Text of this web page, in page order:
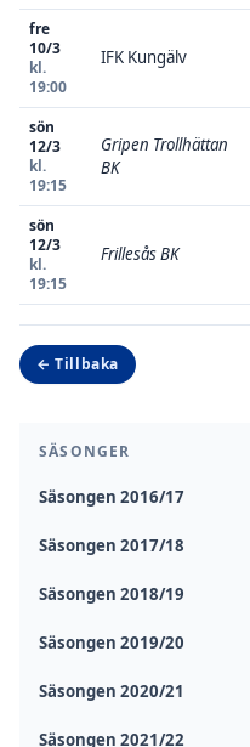
SÄSONGER
Säsongen 2016/17
Säsongen 2017/18
Säsongen 2018/19
Säsongen 2019/20
Säsongen 2020/21
Säsongen 2021/22
fre
10/3
kl.
19:00
IFK Kungälv
sön
12/3
kl.
19:15
Gripen Trollhättan
BK
sön
12/3
kl.
19:15
Frillesås BK
← Tillbaka